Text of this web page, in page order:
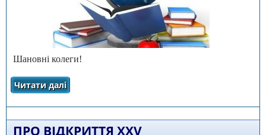
Шановні колеги!
Читати далі
ПРО ВІДКРИТТЯ ХХV